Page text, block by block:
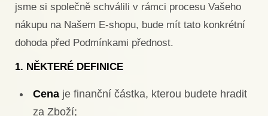
jsme si společně schválili v rámci procesu Vašeho
nákupu na Našem E-shopu, bude mít tato konkrétní
dohoda před Podmínkami přednost.
1. NĚKTERÉ DEFINICE
Cena je finanční částka, kterou budete hradit
za Zboží;